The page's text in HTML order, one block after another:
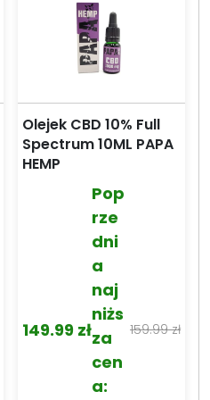
Olejek CBD 10% Full
Spectrum 10ML PAPA
HEMP
159.99zł
Pierwotna
wynosiła:
149.99 zł
Aktualna
Pop
rze
dni
a
naj
niżs
za
cen
a: